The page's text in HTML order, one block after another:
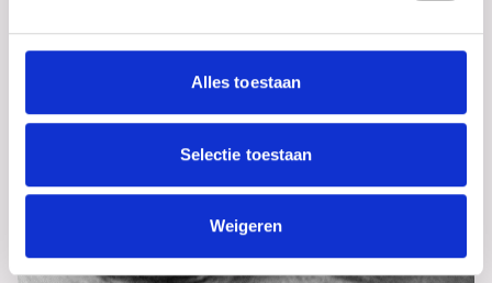
Alles toestaan
Selectie toestaan
Weigeren